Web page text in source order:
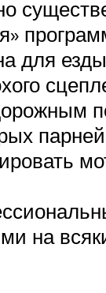
для
на